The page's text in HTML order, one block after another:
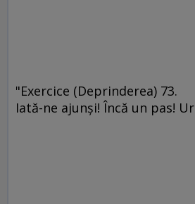
"Exercice (Deprinderea) 73.
Iată-ne ajunşi! Încă un pas! Ur